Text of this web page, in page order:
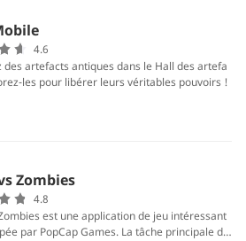
4.6
des artefacts antiques dans le Hall des artefa
les pour libérer leurs véritables pouvoirs !
Zombies
4.8
est une application de jeu intéressant
par PopCap Games. La tâche principale de